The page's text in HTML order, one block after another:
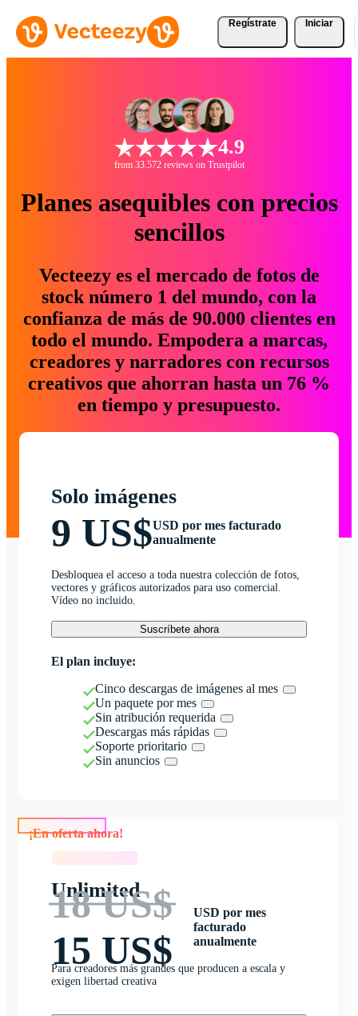
Regístrate Iniciar
4.9
from 33.572 reviews on Trustpilot
Planes asequibles con precios
sencillos
Vecteezy es el mercado de fotos de
stock número 1 del mundo, con la
confianza de más de 90.000 clientes en
todo el mundo. Empodera a marcas,
creadores y narradores con recursos
creativos que ahorran hasta un 76 %
en tiempo y presupuesto.
Solo imágenes
9 US$USD por mes facturado
anualmente
Desbloquea el acceso a toda nuestra colección de fotos,
vectores y gráficos autorizados para uso comercial.
Vídeo no incluido.
Suscríbete ahora
El plan incluye:
Cinco descargas de imágenes al mes
Un paquete por mes
Sin atribución requerida
Descargas más rápidas
Soporte prioritario
Sin anuncios
Unlimited
18 US$
15 US$
USD por mes
facturado
anualmente
Para creadores más grandes que producen a escala y
exigen libertad creativa